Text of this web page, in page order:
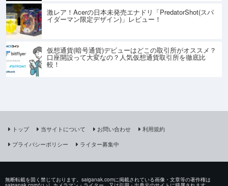
激レア！Acerの日本未発売エナドリ「PredatorShot(スパ
イダーマン限定デザイン)」レビュー！
仮想通貨(暗号通貨)デビューはどこの取引所がオススメ？
口座開設って大変なの？人気仮想通貨取引所を徹底比
較！
トップ 当サイトについて お問い合わせ
利用規約
プライバシーポリシー
ライター募集中
無断転載を固く禁じております。saiganak.comに掲載されている画像・文章等の著作権は